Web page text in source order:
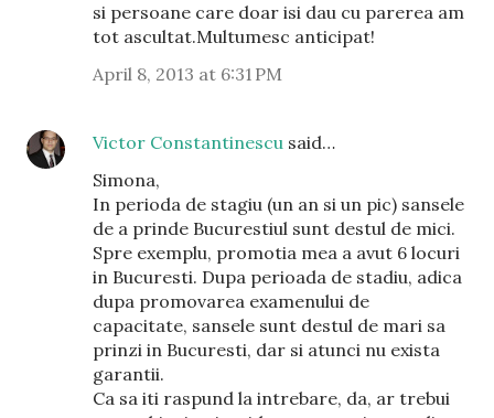
si persoane care doar isi dau cu parerea am
tot ascultat.Multumesc anticipat!
April 8, 2013 at 6:31 PM
Victor Constantinescu said…
Simona,
In perioda de stagiu (un an si un pic) sansele
de a prinde Bucurestiul sunt destul de mici.
Spre exemplu, promotia mea a avut 6 locuri
in Bucuresti. Dupa perioada de stadiu, adica
dupa promovarea examenului de
capacitate, sansele sunt destul de mari sa
prinzi in Bucuresti, dar si atunci nu exista
garantii.
Ca sa iti raspund la intrebare, da, ar trebui